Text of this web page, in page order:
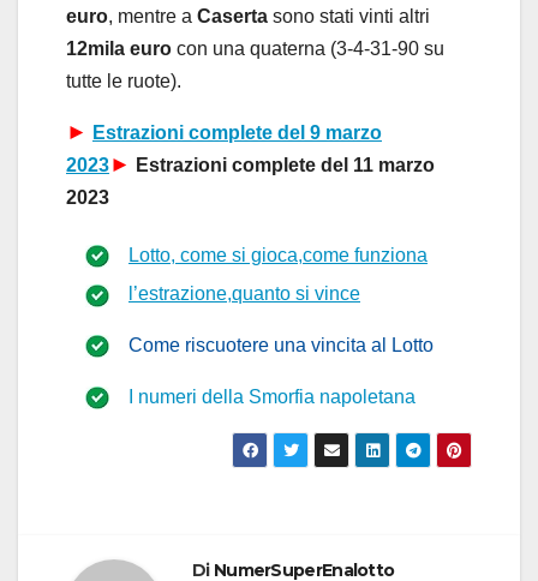
euro, mentre a Caserta sono stati vinti altri
12mila euro con una quaterna (3-4-31-90 su
tutte le ruote).
► Estrazioni complete del 9 marzo
2023► Estrazioni complete del 11 marzo
2023
Lotto, come si gioca,come funziona
l’estrazione,quanto si vince
Come riscuotere una vincita al Lotto
I numeri della Smorfia napoletana
Di NumerSuperEnalotto